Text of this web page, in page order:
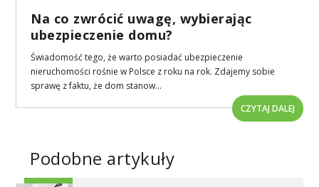
Na co zwrócić uwagę, wybierając
ubezpieczenie domu?
Świadomość tego, że warto posiadać ubezpieczenie
nieruchomości rośnie w Polsce z roku na rok. Zdajemy sobie
sprawę z faktu, że dom stanow...
CZYTAJ DALEJ
Podobne artykuły